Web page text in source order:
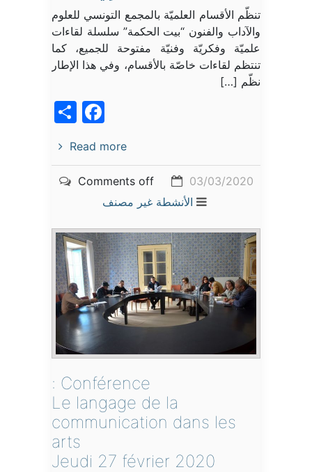
تنظّم الأقسام العلميّة بالمجمع التونسي للعلوم
والآداب والفنون “بيت الحكمة” سلسلة لقاءات
علميّة وفكريّة وفنيّة مفتوحة للجميع، كما
تنتظم لقاءات خاصّة بالأقسام، وفي هذا الإطار
نظّم […]
Read more
03/03/2020
Comments off
الأنشطة غير مصنف
Conférence :
Le langage de la
communication dans les
arts
Jeudi 27 février 2020